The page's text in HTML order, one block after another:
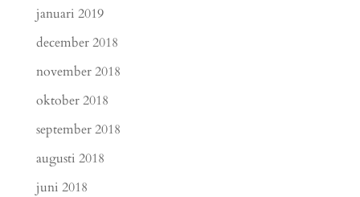
januari 2019
december 2018
november 2018
oktober 2018
september 2018
augusti 2018
juni 2018